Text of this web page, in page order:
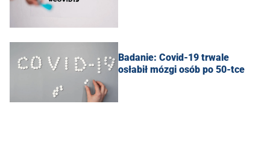
Badanie: Covid-19 trwale
osłabił mózgi osób po 50-tce